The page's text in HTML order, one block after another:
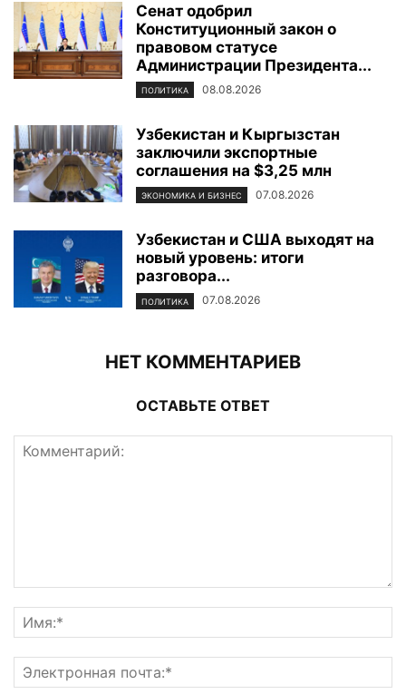
Сенат одобрил
Конституционный закон о
правовом статусе
Администрации Президента...
ПОЛИТИКА 08.08.2026
Узбекистан и Кыргызстан
заключили экспортные
соглашения на $3,25 млн
ЭКОНОМИКА И БИЗНЕС 07.08.2026
Узбекистан и США выходят на
новый уровень: итоги
разговора...
ПОЛИТИКА 07.08.2026
НЕТ КОММЕНТАРИЕВ
ОСТАВЬТЕ ОТВЕТ